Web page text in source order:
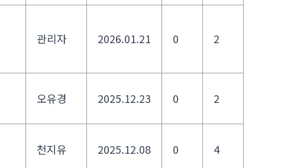
관리자 2026.01.21 0 2
오유경 2025.12.23 0 2
천지유 2025.12.08 0 4